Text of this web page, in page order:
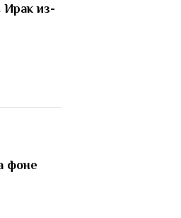
Ирак из-
фоне